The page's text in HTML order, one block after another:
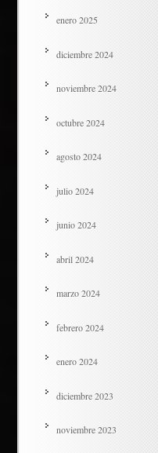
enero 2025
diciembre 2024
noviembre 2024
octubre 2024
agosto 2024
julio 2024
junio 2024
abril 2024
marzo 2024
febrero 2024
enero 2024
diciembre 2023
noviembre 2023